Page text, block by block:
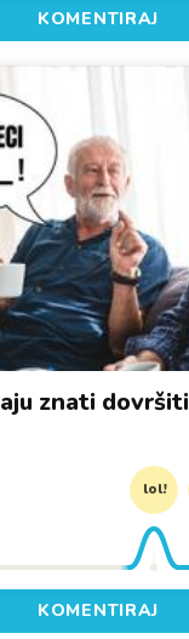
KOMENTIRAJ
znati
lol!
KOMENTIRAJ